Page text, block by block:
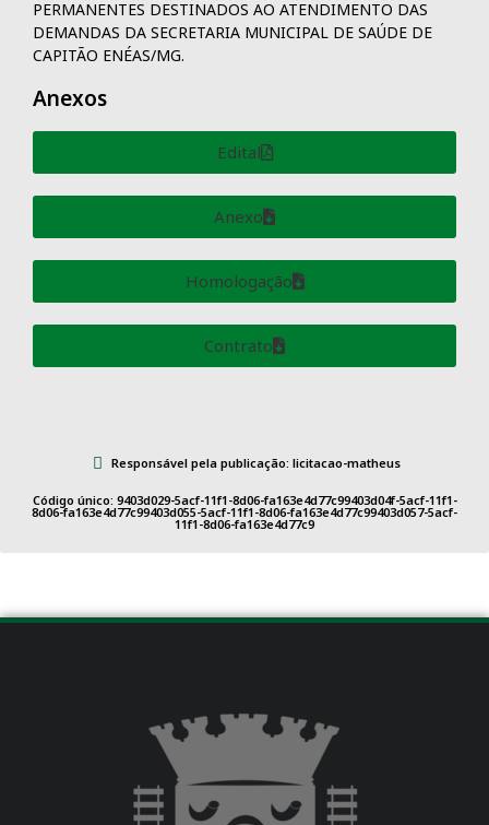
PERMANENTES DESTINADOS AO ATENDIMENTO DAS
DEMANDAS DA SECRETARIA MUNICIPAL DE SAÚDE DE
CAPITÃO ENÉAS/MG.
Anexos
Edital
Anexo
Homologação
Contrato
Responsável pela publicação: licitacao-matheus
Código único: 9403d029-5acf-11f1-8d06-fa163e4d77c99403d04f-5acf-11f1-
8d06-fa163e4d77c99403d055-5acf-11f1-8d06-fa163e4d77c99403d057-5acf-
11f1-8d06-fa163e4d77c9